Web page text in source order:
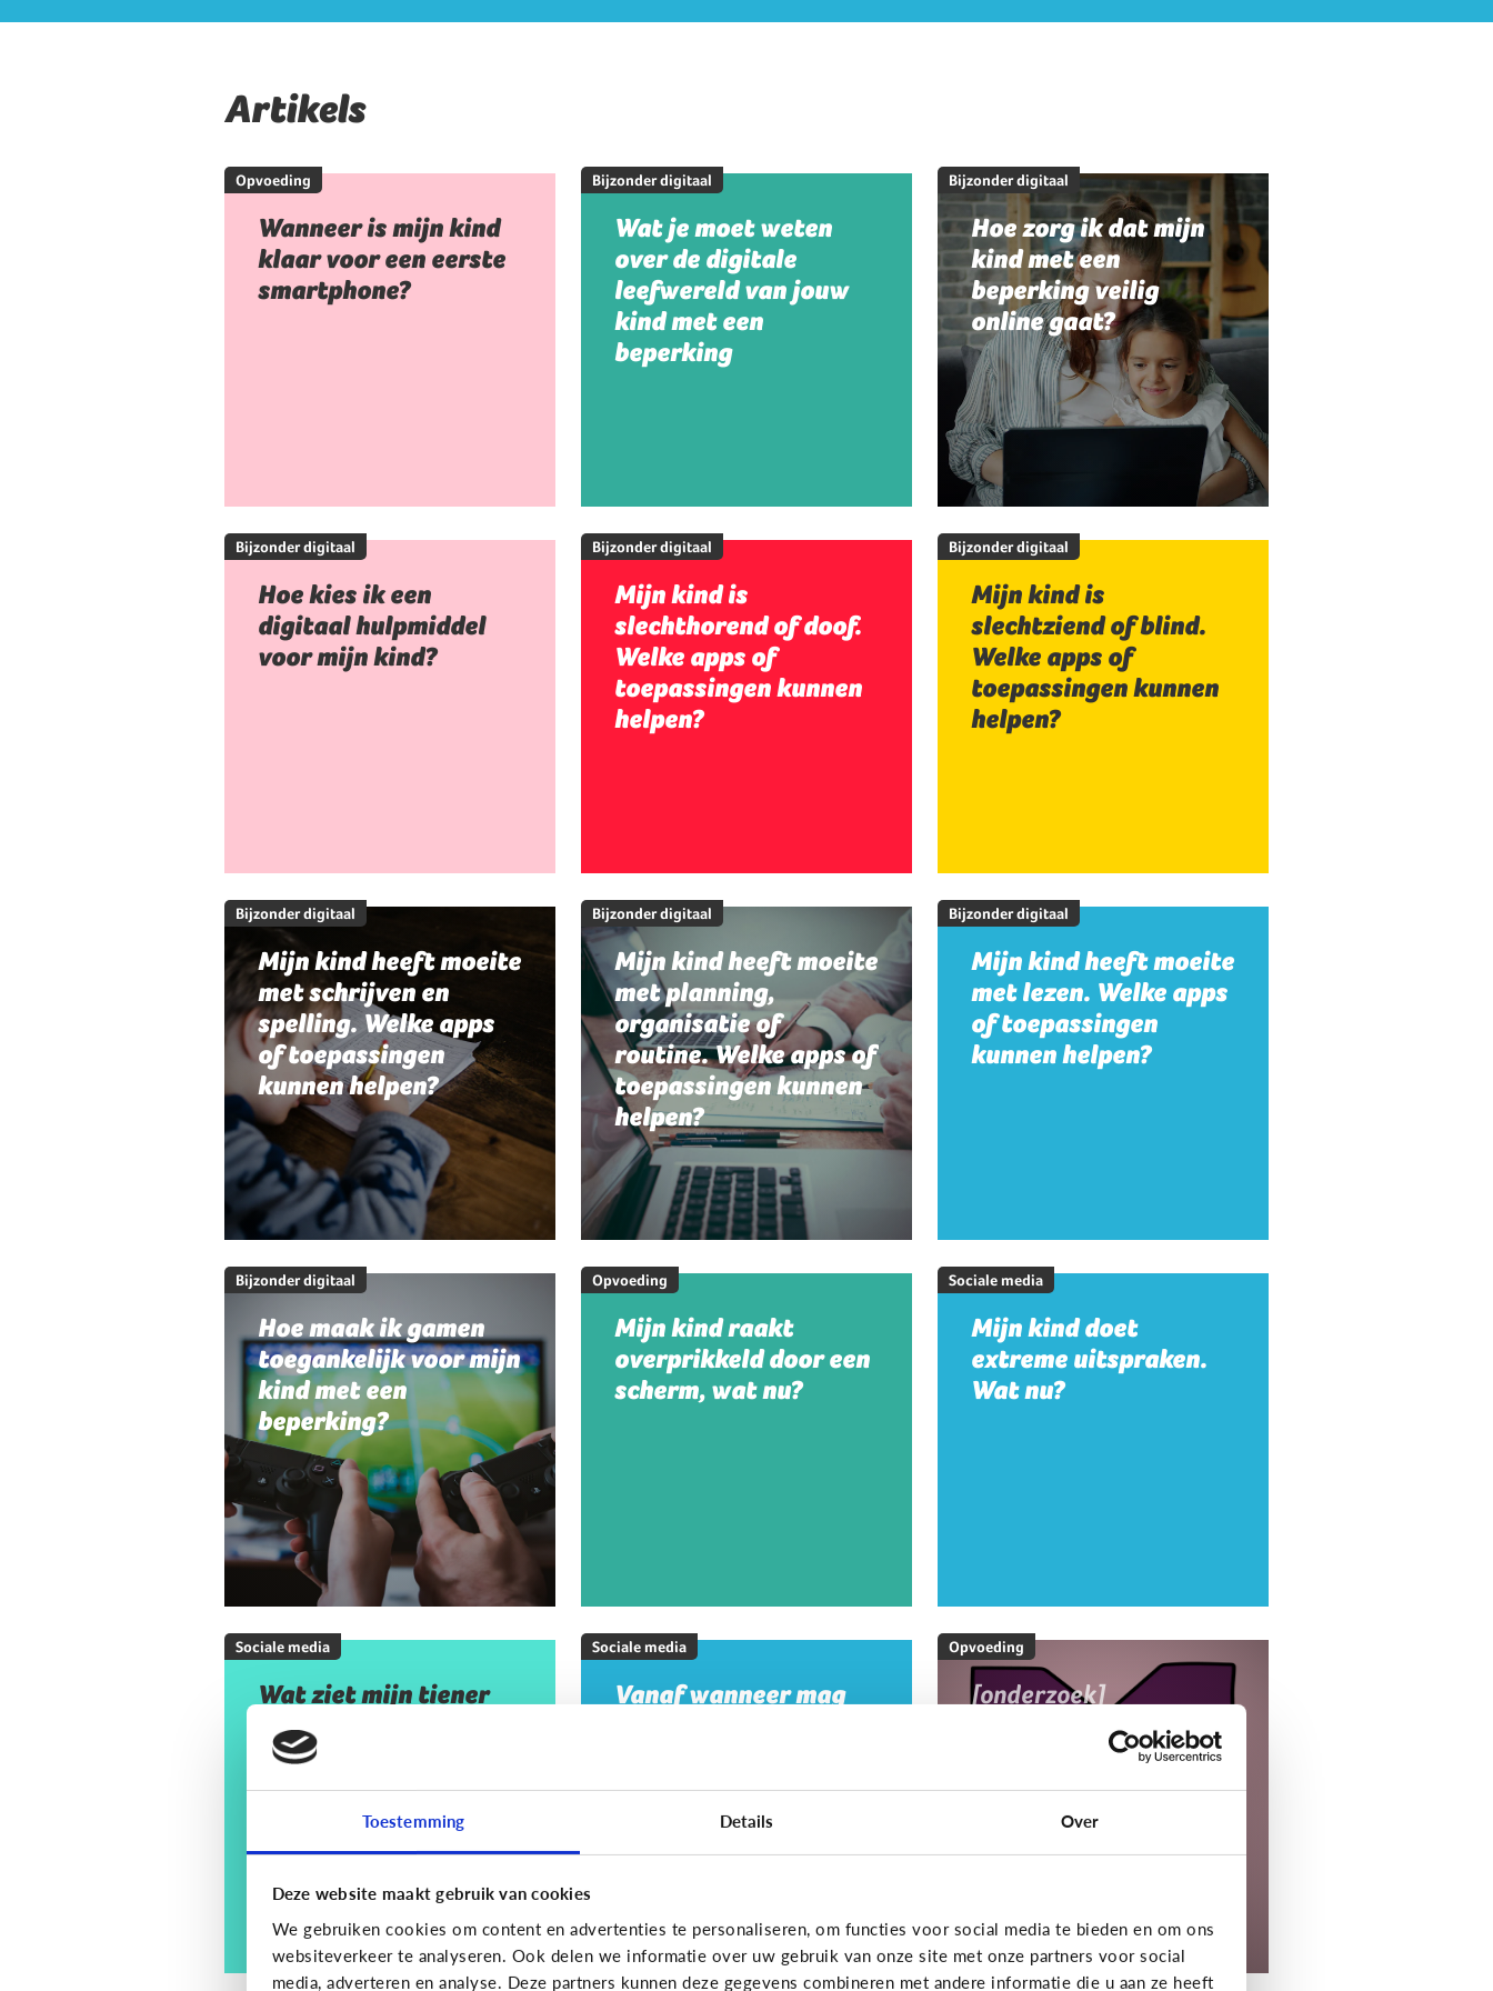
Toestemming Details Over
Deze website maakt gebruik van cookies
We gebruiken cookies om content en advertenties te personaliseren, om functies voor social media te bieden en om ons
websiteverkeer te analyseren. Ook delen we informatie over uw gebruik van onze site met onze partners voor social
media, adverteren en analyse. Deze partners kunnen deze gegevens combineren met andere informatie die u aan ze heeft
Artikels
Opvoeding
Wanneer is mijn kind
klaar voor een eerste
smartphone?
Bijzonder digitaal
Wat je moet weten
over de digitale
leefwereld van jouw
kind met een
beperking
Bijzonder digitaal
Hoe zorg ik dat mijn
kind met een
beperking veilig
online gaat?
Bijzonder digitaal
Hoe kies ik een
digitaal hulpmiddel
voor mijn kind?
Bijzonder digitaal
Mijn kind is
slechthorend of doof.
Welke apps of
toepassingen kunnen
helpen?
Bijzonder digitaal
Mijn kind is
slechtziend of blind.
Welke apps of
toepassingen kunnen
helpen?
Bijzonder digitaal
Mijn kind heeft moeite
met schrijven en
spelling. Welke apps
of toepassingen
kunnen helpen?
Bijzonder digitaal
Mijn kind heeft moeite
met planning,
organisatie of
routine. Welke apps of
toepassingen kunnen
helpen?
Bijzonder digitaal
Mijn kind heeft moeite
met lezen. Welke apps
of toepassingen
kunnen helpen?
Bijzonder digitaal
Hoe maak ik gamen
toegankelijk voor mijn
kind met een
beperking?
Opvoeding
Mijn kind raakt
overprikkeld door een
scherm, wat nu?
Sociale media
Mijn kind doet
extreme uitspraken.
Wat nu?
Sociale media
Wat ziet mijn tiener
op sociale media? En
moet ik mij daar
zorgen om maken?
Sociale media
Vanaf wanneer mag
Opvoeding
[onderzoek]
MediaNest Cijfers
2025 - Kom alles te
weten over het
mediagebruik en de
mediaopvoeding in
Ontdek het onderzoek!